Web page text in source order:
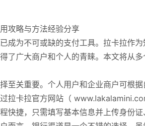
攻略与方法经验分享
成为不可或缺的支付工具。拉卡拉作
了广大商户和个人的青睐。本文将从
至关重要。个人用户和企业商户可根
拉卡拉官方网站（
快捷，只需填写基本信息并上传身份证